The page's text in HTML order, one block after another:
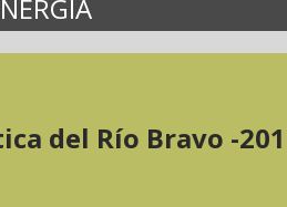
del Río Bravo -